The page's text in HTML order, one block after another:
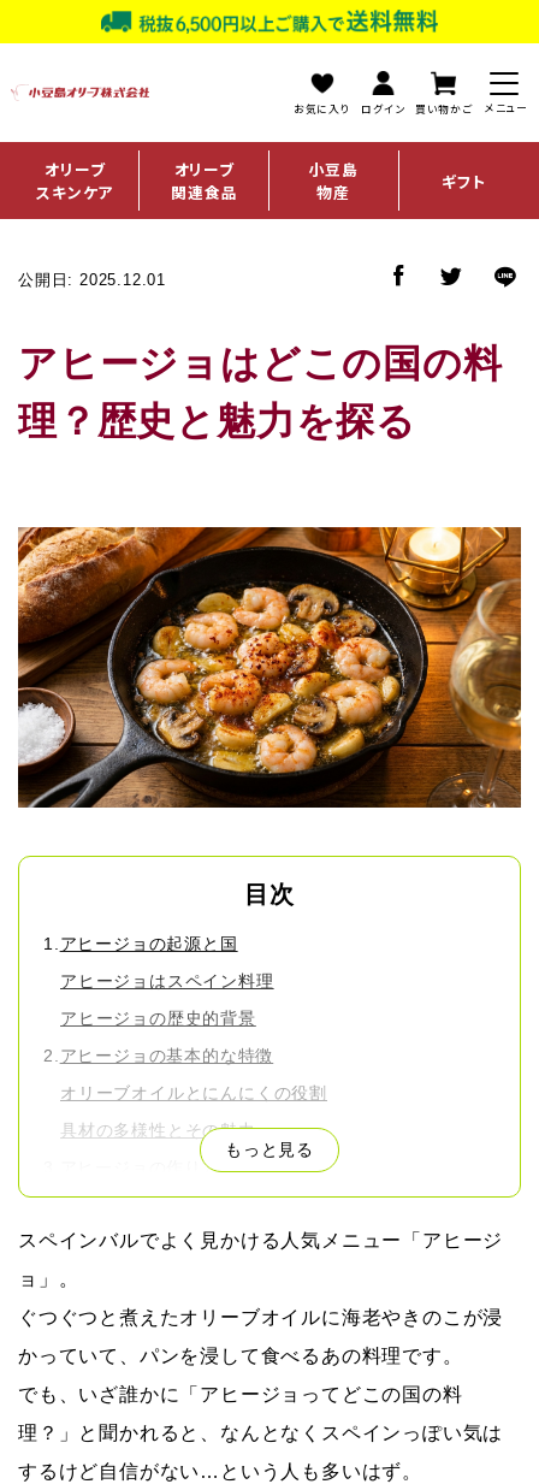
お気に入り ログイン 買い物かご
オリーブ
スキンケア
オリーブ
関連食品
小豆島
物産
ギフト
公開日: 2025.12.01
アヒージョはどこの国の料
理？歴史と魅力を探る
目次
もっと見る
アヒージョの起源と国
アヒージョはスペイン料理
アヒージョの歴史的背景
アヒージョの基本的な特徴
オリーブオイルとにんにくの役割
具材の多様性とその魅力
アヒージョの作り方
調理のコツと注意点
アヒージョの食べ方
パンとの相性
お酒とのペアリング
アヒージョのアレンジレシピ
具材を変えたアヒージョ
スパイスやハーブを使ったアレンジ
スペインバルでよく見かける人気メニュー「アヒージ
ョ」。
ぐつぐつと煮えたオリーブオイルに海老やきのこが浸
かっていて、パンを浸して食べるあの料理です。
でも、いざ誰かに「アヒージョってどこの国の料
理？」と聞かれると、なんとなくスペインっぽい気は
するけど自信がない…という人も多いはず。